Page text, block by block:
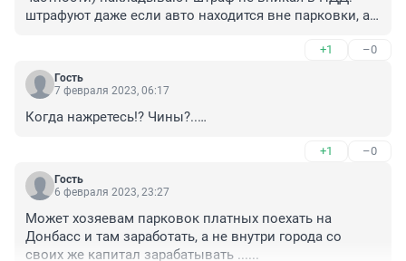
штрафуют даже если авто находится вне парковки, а
Опровержение - только через суд! Неплохо бы таким
старательным служащим изучить правила дорожного
движения, прежде чем создавать прорблемы
+1 –0
Гость
7 февраля 2023, 06:17
Когда нажретесь!? Чины?..…
+1 –0
Гость
6 февраля 2023, 23:27
Может хозяевам парковок платных поехать на
Донбасс и там заработать, а не внутри города со
своих же капитал зарабатывать ......